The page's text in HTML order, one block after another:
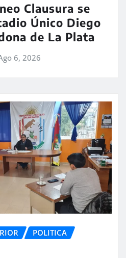
Clausura se
Único Diego
de La Plata
6, 2026
POLITICA